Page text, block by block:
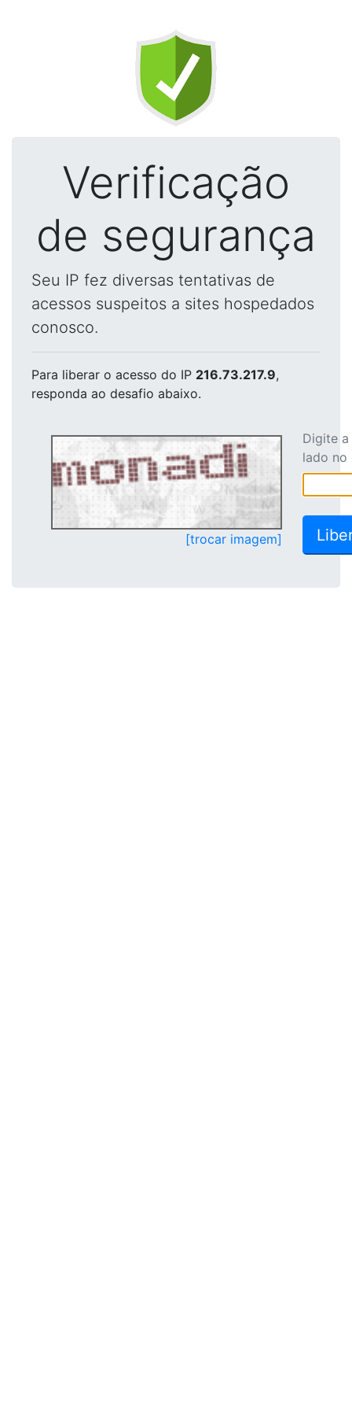
Verificação
de segurança
Seu IP fez diversas tentativas de
acessos suspeitos a sites hospedados
conosco.
Para liberar o acesso do IP 216.73.217.9,
responda ao desafio abaixo.
[trocar imagem]
Digite
lado no